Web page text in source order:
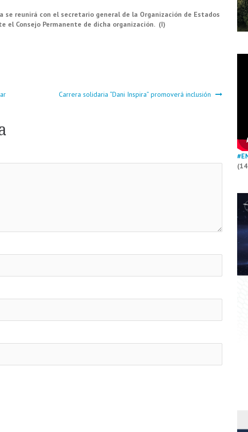
se reunirá con el secretario general de la Organización de Estados
el Consejo Permanente de dicha organización. (I)
Carrera solidaria “Dani Inspira” promoverá inclusión